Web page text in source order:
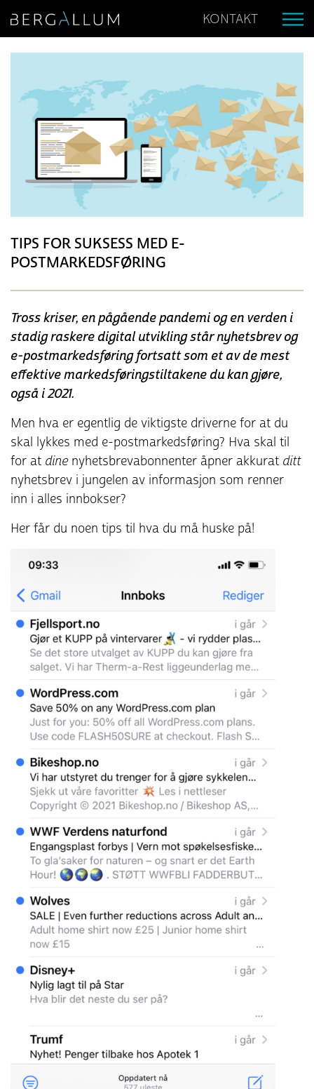
KONTAKT
TIPS FOR SUKSESS MED E-
POSTMARKEDSFØRING
Tross kriser, en pågående pandemi og en verden i
stadig raskere digital utvikling står nyhetsbrev og
e-postmarkedsføring fortsatt som et av de mest
effektive markedsføringstiltakene du kan gjøre,
også i 2021.
Men hva er egentlig de viktigste driverne for at du
skal lykkes med e-postmarkedsføring? Hva skal til
for at dinenyhetsbrevabonnenter åpner akkurat ditt
nyhetsbrev i jungelen av informasjon som renner
inn i alles innbokser?
Her får du noen tips til hva du må huske på!